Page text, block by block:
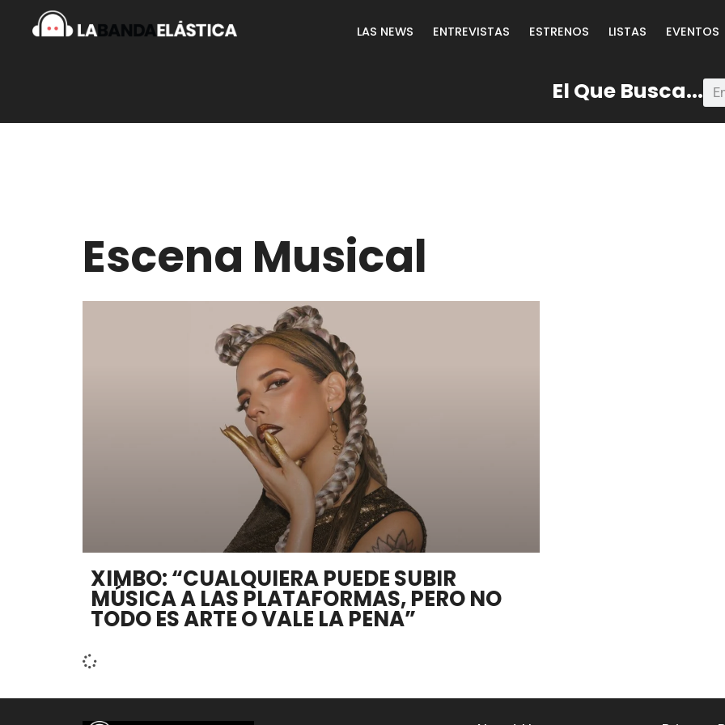
LAS NEWS ENTREVISTAS ESTRENOS LISTAS EVENTOS
El Que Busca...
Escena Musical
XIMBO: “CUALQUIERA PUEDE SUBIR
MÚSICA A LAS PLATAFORMAS, PERO NO
TODO ES ARTE O VALE LA PENA”